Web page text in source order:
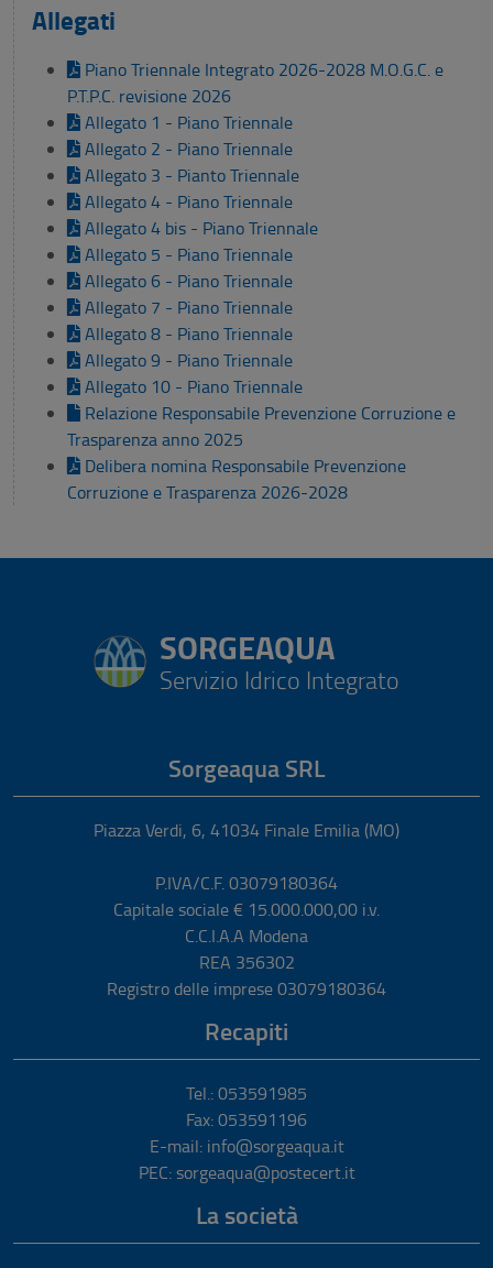
Allegati
Piano Triennale Integrato 2026-2028 M.O.G.C. e
P.T.P.C. revisione 2026
Allegato 1 - Piano Triennale
Allegato 2 - Piano Triennale
Allegato 3 - Pianto Triennale
Allegato 4 - Piano Triennale
Allegato 4 bis - Piano Triennale
Allegato 5 - Piano Triennale
Allegato 6 - Piano Triennale
Allegato 7 - Piano Triennale
Allegato 8 - Piano Triennale
Allegato 9 - Piano Triennale
Allegato 10 - Piano Triennale
Relazione Responsabile Prevenzione Corruzione e
Trasparenza anno 2025
Delibera nomina Responsabile Prevenzione
Corruzione e Trasparenza 2026-2028
SORGEAQUA
Servizio Idrico Integrato
Sorgeaqua SRL
Piazza Verdi, 6, 41034 Finale Emilia (MO)
P.IVA/C.F. 03079180364
Capitale sociale € 15.000.000,00 i.v.
C.C.I.A.A Modena
REA 356302
Registro delle imprese 03079180364
Recapiti
Tel.: 053591985
Fax: 053591196
E-mail: info@sorgeaqua.it
PEC: sorgeaqua@postecert.it
La società